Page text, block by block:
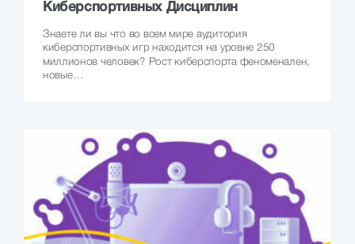
Киберспортивных Дисциплин
Знаете ли вы что во всем мире аудитория
киберспортивных игр находится на уровне 250
миллионов человек? Рост киберспорта феноменален,
новые…